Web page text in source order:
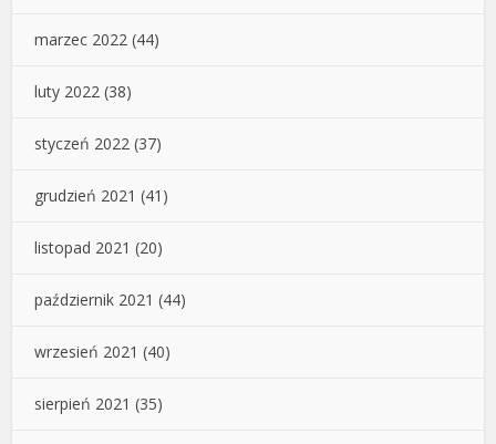
marzec 2022 (44)
luty 2022 (38)
styczeń 2022 (37)
grudzień 2021 (41)
listopad 2021 (20)
październik 2021 (44)
wrzesień 2021 (40)
sierpień 2021 (35)